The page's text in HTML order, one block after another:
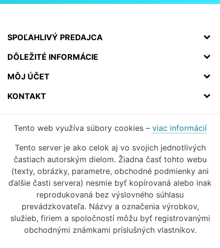
SPOĽAHLIVÝ PREDAJCA
DÔLEŽITÉ INFORMÁCIE
MÔJ ÚČET
KONTAKT
Tento web využíva súbory cookies – viac informácií
Tento server je ako celok aj vo svojich jednotlivých
častiach autorským dielom. Žiadna časť tohto webu
(texty, obrázky, parametre, obchodné podmienky ani
ďalšie časti servera) nesmie byť kopírovaná alebo inak
reprodukovaná bez výslovného súhlasu
prevádzkovateľa. Názvy a označenia výrobkov,
služieb, firiem a spoločností môžu byť registrovanými
obchodnými známkami príslušných vlastníkov.